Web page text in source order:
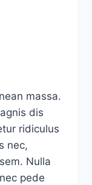
massa.
dis
ridiculus
nec,
Nulla
pede